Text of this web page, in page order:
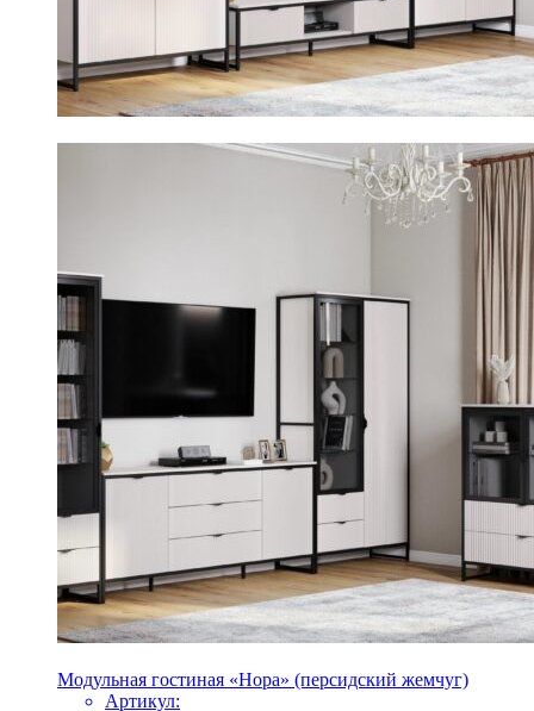
Модульная гостиная «Нора» (персидский жемчуг)
Артикул: